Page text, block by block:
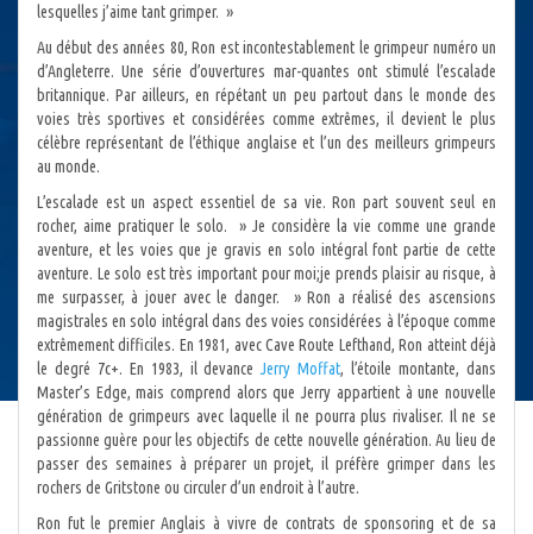
lesquelles j’aime tant grimper. »
Au début des années 80, Ron est incontestablement le grimpeur numéro un
d’Angleterre. Une série d’ouvertures mar-quantes ont stimulé l’escalade
britannique. Par ailleurs, en répétant un peu partout dans le monde des
voies très sportives et considérées comme extrêmes, il devient le plus
célèbre représentant de l’éthique anglaise et l’un des meilleurs grimpeurs
au monde.
L’escalade est un aspect essentiel de sa vie. Ron part souvent seul en
rocher, aime pratiquer le solo. » Je considère la vie comme une grande
aventure, et les voies que je gravis en solo intégral font partie de cette
aventure. Le solo est très important pour moi;je prends plaisir au risque, à
me surpasser, à jouer avec le danger. » Ron a réalisé des ascensions
magistrales en solo intégral dans des voies considérées à l’époque comme
extrêmement difficiles. En 1981, avec Cave Route Lefthand, Ron atteint déjà
le degré 7c+. En 1983, il devanceJerry Moffat, l’étoile montante, dans
Master’s Edge, mais comprend alors que Jerry appartient à une nouvelle
génération de grimpeurs avec laquelle il ne pourra plus rivaliser. Il ne se
passionne guère pour les objectifs de cette nouvelle génération. Au lieu de
passer des semaines à préparer un projet, il préfère grimper dans les
rochers de Gritstone ou circuler d’un endroit à l’autre.
Ron fut le premier Anglais à vivre de contrats de sponsoring et de sa